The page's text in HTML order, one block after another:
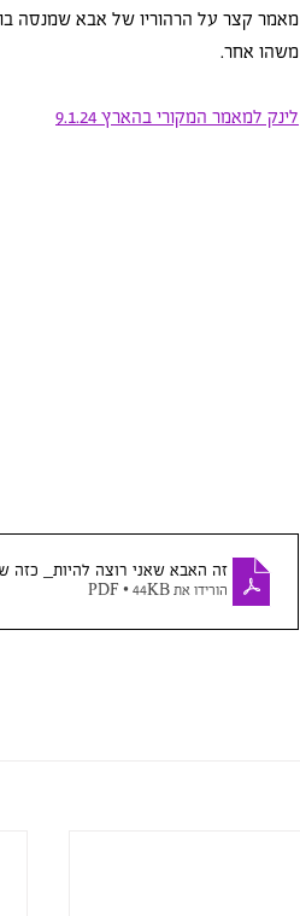
מאמר קצר על הרהוריו של אבא שמנסה
משהו אחר.
לינק למאמר המקורי בהארץ 9.1.24
זה האבא שאני רוצה להיות_ כזה
הורידו את PDF • 44KB